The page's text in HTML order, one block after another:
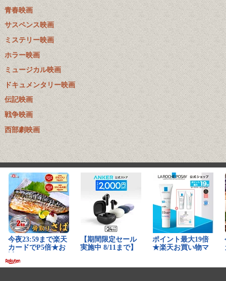
青春映画
サスペンス映画
ミステリー映画
ホラー映画
ミュージカル映画
ドキュメンタリー映画
伝記映画
戦争映画
西部劇映画